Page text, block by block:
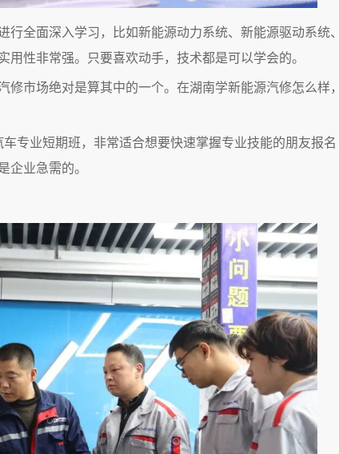
行全面深入学习，比如新能源动力系统、新能源驱动系统
性非常强。只要喜欢动手，技术都是可以学会的。
修市场绝对是算其中的一个。在湖南学新能源汽修怎么样
专业短期班，非常适合想要快速掌握专业技能的朋友报名
企业急需的。